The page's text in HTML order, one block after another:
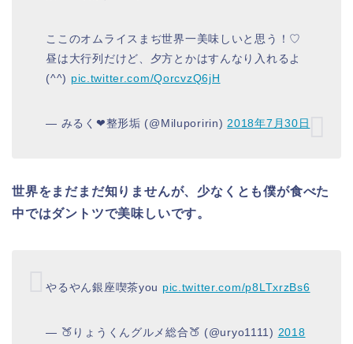
ここのオムライスまぢ世界一美味しいと思う！♡
昼は大行列だけど、夕方とかはすんなり入れるよ
(^^) pic.twitter.com/QorcvzQ6jH
— みるく❤︎整形垢 (@Miluporirin) 2018年7月30日
世界をまだまだ知りませんが、少なくとも僕が食べた
中ではダントツで美味しいです。
やるやん銀座喫茶you pic.twitter.com/p8LTxrzBs6
— 🍑りょうくんグルメ総合🍑 (@uryo1111) 2018